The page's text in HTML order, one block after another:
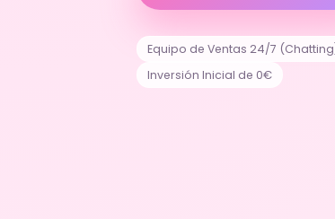
Equipo de Ventas 24/7
Inversión Inicial de 0€